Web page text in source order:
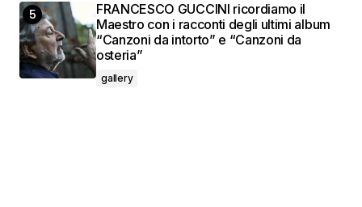
FRANCESCO GUCCINI ricordiamo il
Maestro con i racconti degli ultimi album
“Canzoni da intorto” e “Canzoni da
osteria”
gallery